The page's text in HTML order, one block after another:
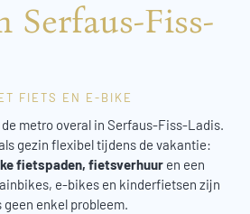
Serfaus-Fiss-
FIETS EN E-BIKE
metro overal in Serfaus-Fiss-Ladis.
gezin flexibel tijdens de vakantie:
fietspaden, fietsverhuur en een
e-bikes en kinderfietsen zijn
enkel probleem.